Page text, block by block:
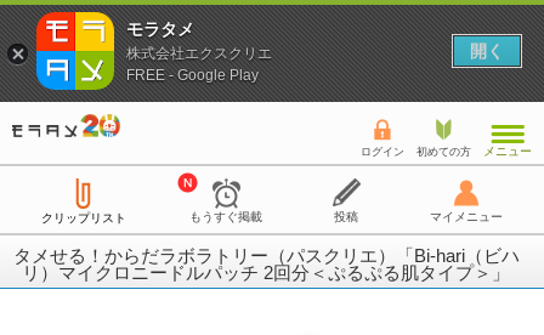
ログイン 初めての方 メニュー
クリップリスト もうすぐ掲載 投稿 マイメニュー
タメせる！からだラボラトリー（パスクリエ）「Bi-hari（ビハ
リ）マイクロニードルパッチ 2回分＜ぷるぷる肌タイプ＞」
モラタメ
株式会社エクスクリエ
FREE - Google Play
開く